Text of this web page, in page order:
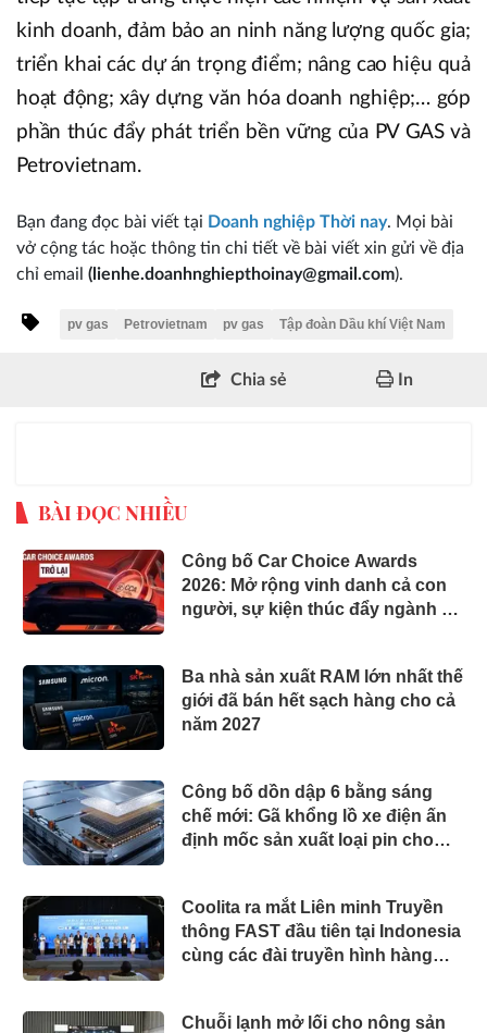
kinh doanh, đảm bảo an ninh năng lượng quốc gia;
triển khai các dự án trọng điểm; nâng cao hiệu quả
hoạt động; xây dựng văn hóa doanh nghiệp;… góp
phần thúc đẩy phát triển bền vững của PV GAS và
Petrovietnam.
Bạn đang đọc bài viết tại Doanh nghiệp Thời nay. Mọi bài
vở cộng tác hoặc thông tin chi tiết về bài viết xin gửi về địa
chỉ email (lienhe.doanhnghiepthoinay@gmail.com).
pv gas Petrovietnam pv gas Tập đoàn Dầu khí Việt Nam
Chia sẻ In
BÀI ĐỌC NHIỀU
Công bố Car Choice Awards
2026: Mở rộng vinh danh cả con
người, sự kiện thúc đẩy ngành xe
Ba nhà sản xuất RAM lớn nhất thế
giới đã bán hết sạch hàng cho cả
năm 2027
Công bố dồn dập 6 bằng sáng
chế mới: Gã khổng lồ xe điện ấn
định mốc sản xuất loại pin cho
Coolita ra mắt Liên minh Truyền
thông FAST đầu tiên tại Indonesia
cùng các đài truyền hình hàng
Chuỗi lạnh mở lối cho nông sản